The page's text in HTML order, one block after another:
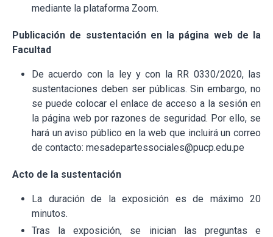
mediante la plataforma Zoom.
Publicación de sustentación en la página web de la
Facultad
De acuerdo con la ley y con la RR 0330/2020, las
sustentaciones deben ser públicas. Sin embargo, no
se puede colocar el enlace de acceso a la sesión en
la página web por razones de seguridad. Por ello, se
hará un aviso público en la web que incluirá un correo
de contacto: mesadepartessociales@pucp.edu.pe
Acto de la sustentación
La duración de la exposición es de máximo 20
minutos.
Tras la exposición, se inician las preguntas e